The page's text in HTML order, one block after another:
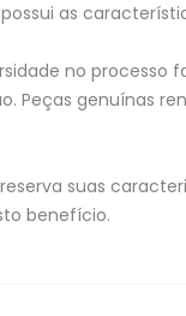
as
no processo
Peças genuínas
suas
benefício.